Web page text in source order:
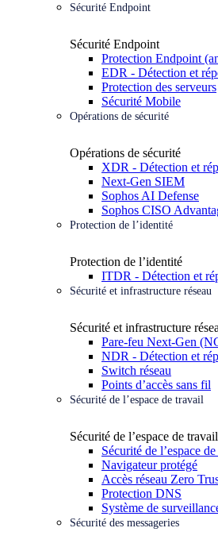
Sécurité Endpoint
Sécurité Endpoint
Protection Endpoint
EDR - Détection et
Protection des serveurs
Sécurité Mobile
Opérations de sécurité
Opérations de sécurité
XDR - Détection et
Next-Gen SIEM
Sophos AI Defense
Sophos CISO
Protection de l’identité
Protection de l’identité
ITDR - Détection et
Sécurité et infrastructure réseau
Sécurité et infrastructure
Pare-feu Next-Gen
NDR - Détection et
Switch réseau
Points d’accès sans fil
Sécurité de l’espace de travail
Sécurité de l’espace de travail
Sécurité de l’espace
Navigateur protégé
Accès réseau Zero
Protection DNS
Système de
Sécurité des messageries